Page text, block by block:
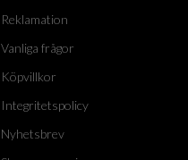
Reklamation
Vanliga frågor
Köpvillkor
Integritetspolicy
Nyhetsbrev